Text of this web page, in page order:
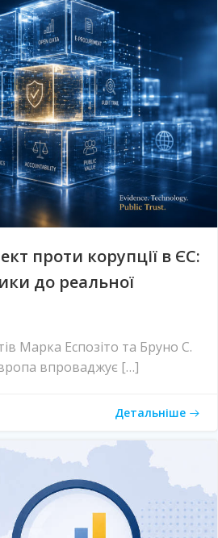
проти корупції в ЄС:
до реальної
Марка Еспозіто та Бруно С.
впроваджує […]
Детальніше